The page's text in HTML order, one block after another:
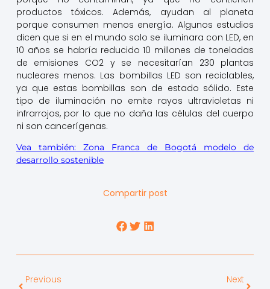
productos tóxicos. Además, ayudan al planeta
porque consumen menos energía. Algunos estudios
dicen que si en el mundo solo se iluminara con LED, en
10 años se habría reducido 10 millones de toneladas
de emisiones CO2 y se necesitarían 230 plantas
nucleares menos. Las bombillas LED son reciclables,
ya que estas bombillas son de estado sólido. Este
tipo de iluminación no emite rayos ultravioletas ni
infrarrojos, por lo que no daña las células del cuerpo
ni son cancerígenas.
Vea también: Zona Franca de Bogotá modelo de
desarrollo sostenible
Compartir post
Previous
Next